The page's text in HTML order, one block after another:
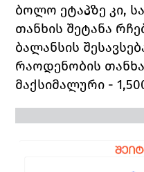
ბოლო ეტაპზე კი,
თანხის შეტანა
ბალანსის
რაოდენობის
მაქსიმალური -